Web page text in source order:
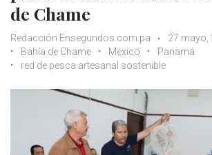
de Chame
Redacción Ensegundos.com.pa
27 mayo,
Bahía de Chame
México
Panamá
red de pesca artesanal sostenible